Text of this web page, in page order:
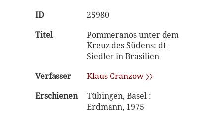
ID
25980
Titel
Pommeranos unter dem
Kreuz des Südens: dt.
Siedler in Brasilien
Verfasser
Klaus Granzow 〉〉
Erschienen
Tübingen, Basel :
Erdmann, 1975